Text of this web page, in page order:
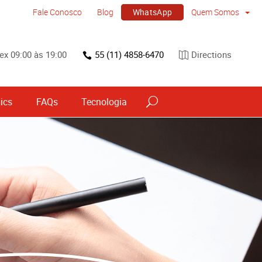
Fale Conosco Blog WhatsApp Quem Somos
09:00 às 19:00 55 (11) 4858-6470 Directions
FAQs Tecnologia